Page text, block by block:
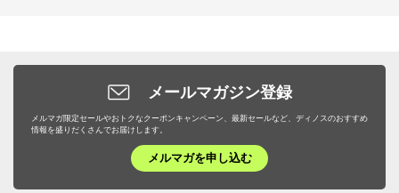
メールマガジン登録
メルマガ限定セールやおトクなクーポンキャンペーン、最新セールなど、ディノスのおすすめ
情報を盛りだくさんでお届けします。
メルマガを申し込む